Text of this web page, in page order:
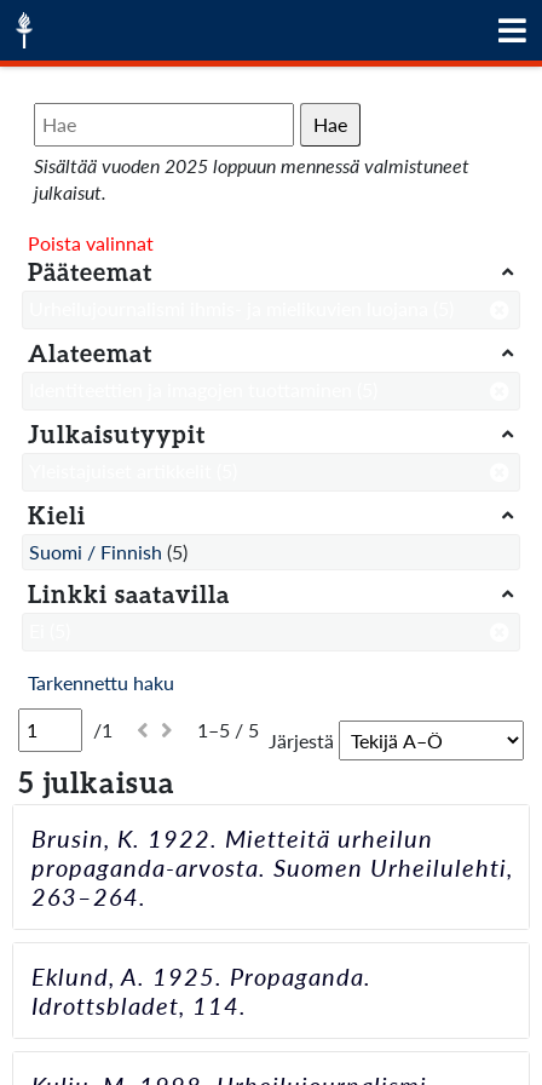
Hae
Sisältää vuoden 2025 loppuun mennessä valmistuneet
julkaisut.
/1 1–5 / 5 Järjestä
5 julkaisua
Brusin, K. 1922. Mietteitä urheilun
propaganda-arvosta. Suomen Urheilulehti,
263–264.
Eklund, A. 1925. Propaganda.
Idrottsbladet, 114.
Poista valinnat
Pääteemat
Alateemat
Julkaisutyypit
Kieli
Suomi / Finnish (5)
Linkki saatavilla
Tarkennettu haku